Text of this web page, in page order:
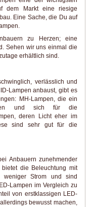
dem Markt eine riesige
Eine Sache, die Du auf
zu Herzen; eine
Sehen wir uns einmal die
erhältlich sind.
verlässlich und
Lampen anbaust, gibt es
MH-Lampen, die ein
und sich für die
deren Licht eher im
sind sehr gut für die
Anbauern zunehmender
die Beleuchtung mit
weniger Strom und sind
Lampen im Vergleich zu
von erstklassigen LED-
bewusst machen,